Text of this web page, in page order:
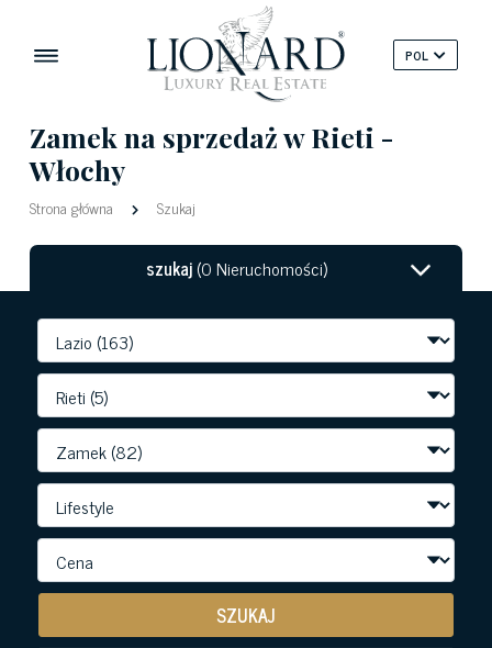
POL
Zamek na sprzedaż w Rieti -
Włochy
Strona główna Szukaj
szukaj(0 Nieruchomości)
SZUKAJ